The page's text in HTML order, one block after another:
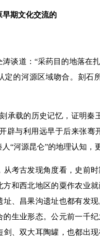
期文化交流的
道：“采药目的地落在扎
定的河源区域吻合。刻石
载的历史记忆，证明秦
辟与利用远早于后来张骞
“河源昆仑”的地理认知，
古发现角度看，史前时
方和西北地区的粟作农业
址、昌果沟遗址也都有发
的生业形态。公元前一千
剑、双大耳陶罐，也都出